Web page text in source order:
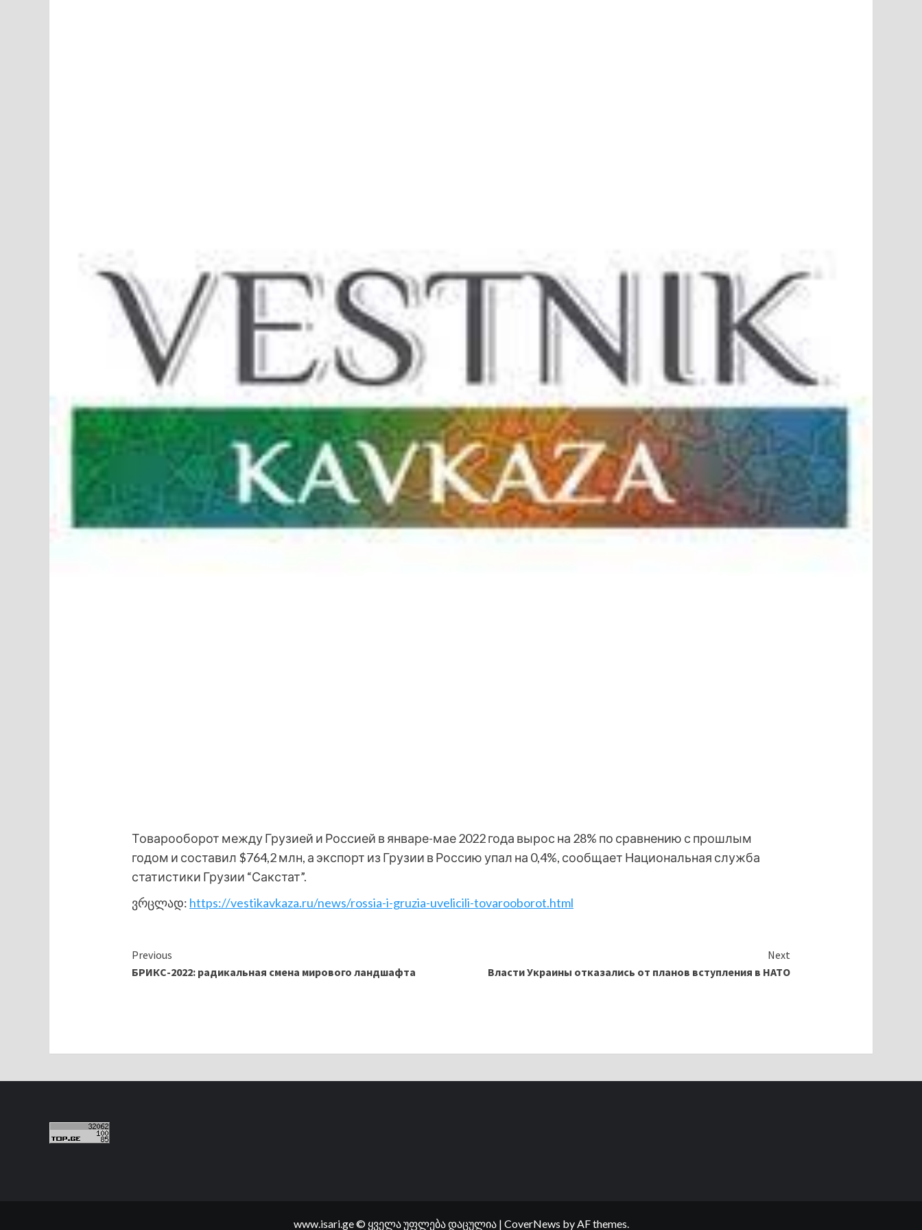
Товарооборот между Грузией и Россией в январе-мае 2022 года вырос на 28% по сравнению с прошлым
годом и составил $764,2 млн, а экспорт из Грузии в Россию упал на 0,4%, сообщает Национальная служба
статистики Грузии “Сакстат”.
ვრცლად: https://vestikavkaza.ru/news/rossia-i-gruzia-uvelicili-tovarooborot.html
Continue
Reading
Previous
БРИКС-2022: радикальная смена мирового ландшафта
Next
Власти Украины отказались от планов вступления в НАТО
www.isari.ge © ყველა უფლება დაცულია | CoverNews by AF themes.